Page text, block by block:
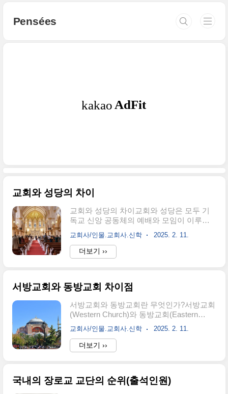
Pensées
교회와 성당의 차이
교회와 성당의 차이교회와 성당은 모두 기
독교 신앙 공동체의 예배와 모임이 이루어
지는 장소를 가리키는 용어입니다. 하지만
이 두 단어는 기원과 사용 방식에서 차이가
있습니다. 엄밀하게 교회와 성당은 같은 의
미이지만 한국에서는 다른 종교에서 사용함
회'라고 부르고, 가톨릭(천주교)에서는 교회
성을 강조합니다. 이제 상황 속에서 의미가
달라진 두 단어를 좀더 포괄적으로 살펴 봅
시다. 1. 교회란 무엇인가?1.1 교회의 원래
의미교회(敎會)라는 단어는 성경의 그리스
어 ‘에클레시아(ἐκκλησία)’에서 유래했습니
교회사/인물.교회사.신학 2025. 2. 11.
더보기 ››
서방교회와 동방교회 차이점
서방교회와 동방교회란 무엇인가?서방교회
(Western Church)와 동방교회(Eastern
Church)는 기독교가 역사적으로 발전한 지
역적, 문화적, 신학적 차이에 따라 구분된 두
주요 전통을 의미합니다. 이 둘은 초기 기독
교 시대부터 서로 다른 문화권과 언어적 배
이고 있습니다. 그러나 본질적으로 모두 예
교회사/인물.교회사.신학 2025. 2. 11.
더보기 ››
국내의 장로교 교단의 순위(출석인원)